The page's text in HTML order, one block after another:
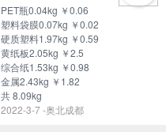
PET瓶0.04kg ￥0.06
塑料袋膜0.07kg ￥0.02
硬质塑料1.97kg ￥0.59
黄纸板2.05kg ￥2.5
综合纸1.53kg ￥0.98
金属2.43kg ￥1.82
共 8.09kg
2022-3-7 -奥北成都